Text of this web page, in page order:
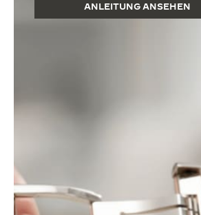
ANLEITUNG ANSEHEN